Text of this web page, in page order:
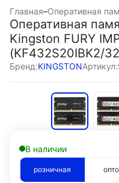
Главная–Оперативная
Оперативная
Kingston FURY
(KF432S20IBK2/
Бренд:KINGSTONАртикул:
В наличии
розничная